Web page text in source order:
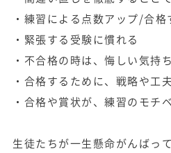
・練習による点数アップ/合
・緊張する受験に慣れる
・不合格の時は、悔しい気持
・合格するために、戦略や工
・合格や賞状が、練習のモチ
生徒たちが一生懸命がんばっ